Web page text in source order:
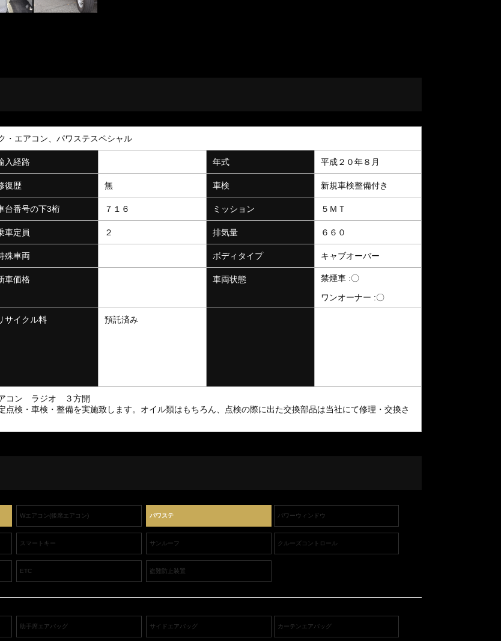
・エアコン、パワステスペシャル
入経路 年式 平成２０年８月
復歴 無 車検 新規車検整備付き
台番号の下3桁 ７１６ ミッション ５ＭＴ
車定員 ２ 排気量 ６６０
殊車両 ボディタイプ キャブオーバー
車価格 車両状態
禁煙車 :〇
ワンオーナー :〇
サイクル料 預託済み
コン ラジオ ３方開
点検・車検・整備を実施致します。オイル類はもちろん、点検の際に出た交換部品は当社にて修理・交換さ
Wエアコン(後席エアコン) パワステ パワーウィンドウ
スマートキー サンルーフ クルーズコントロール
ETC 盗難防止装置
助手席エアバッグ サイドエアバッグ カーテンエアバッグ